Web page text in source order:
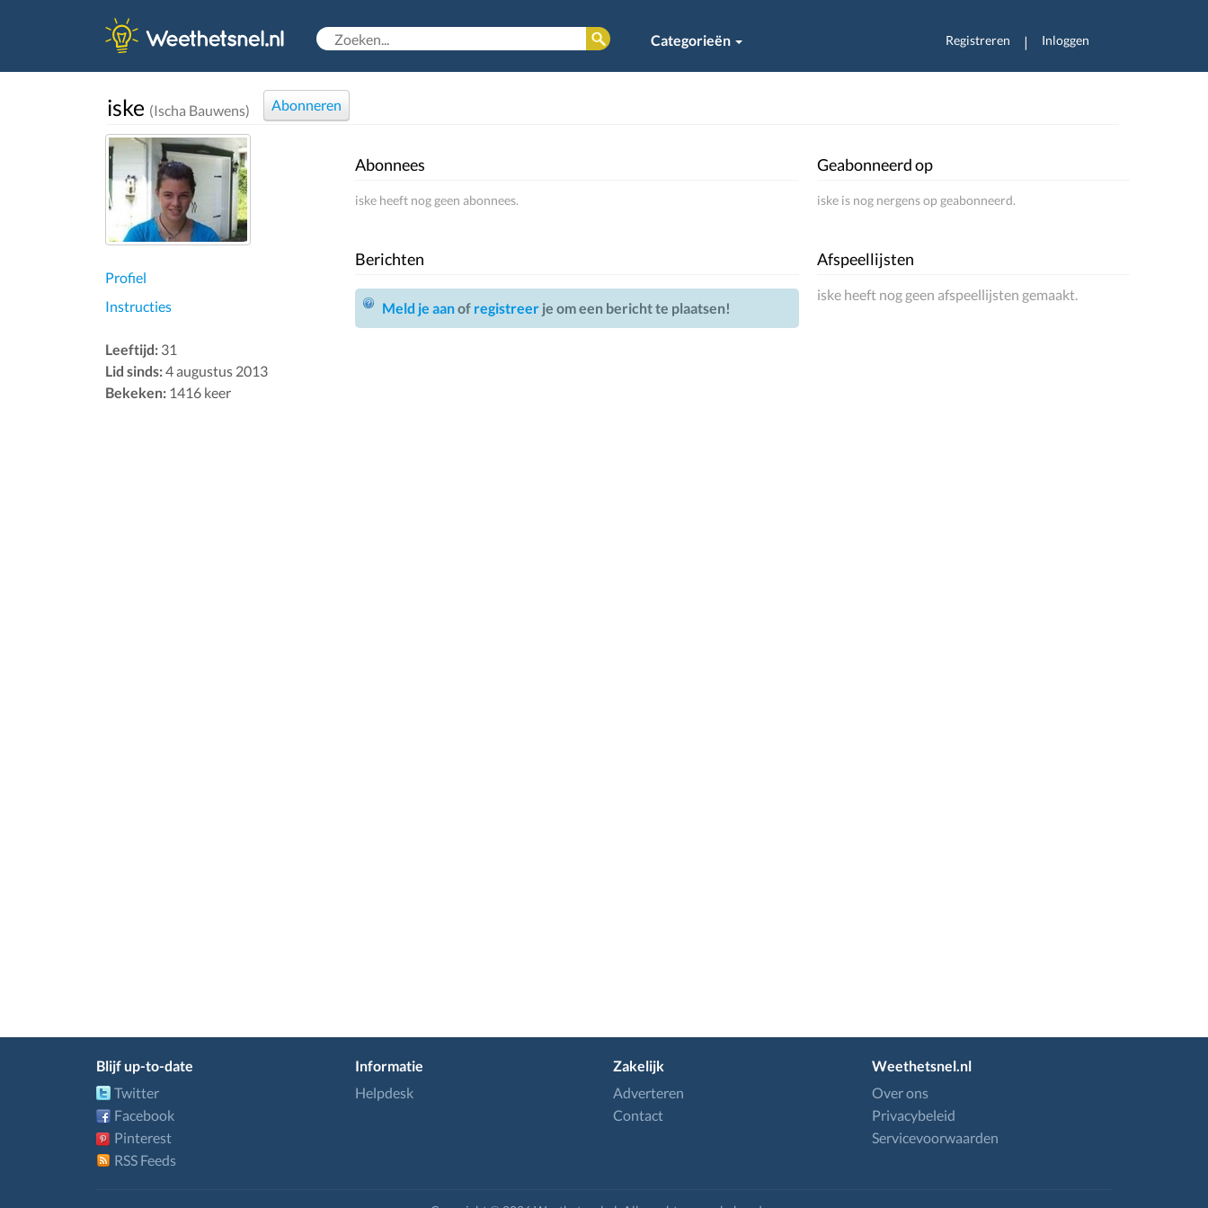
Categorieën Registreren | Inloggen
iske (Ischa Bauwens) Abonneren
Profiel
Instructies
Leeftijd: 31
Lid sinds:4 augustus 2013
Bekeken: 1416 keer
Abonnees
iske heeft nog geen abonnees.
Berichten
Meld je aanof registreerje om een bericht te plaatsen!
Geabonneerd op
iske is nog nergens op geabonneerd.
Afspeellijsten
iske heeft nog geen afspeellijsten gemaakt.
Blijf up-to-date
Twitter
Facebook
Pinterest
RSS Feeds
Informatie
Helpdesk
Zakelijk
Adverteren
Contact
Weethetsnel.nl
Over ons
Privacybeleid
Servicevoorwaarden